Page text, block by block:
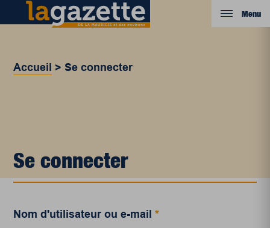
Menu
Accueil >Se connecter
Se connecter
Nom d'utilisateur ou e-mail*